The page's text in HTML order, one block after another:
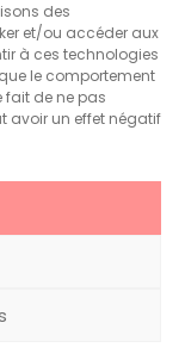
des
et/ou accéder aux
à ces technologies
le comportement
fait de ne pas
avoir un effet négatif